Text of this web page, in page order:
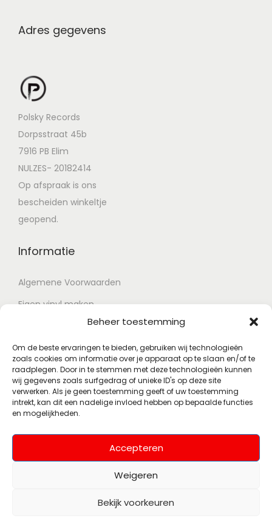
Beheer toestemming
Om de beste ervaringen te bieden, gebruiken wij technologieën
zoals cookies om informatie over je apparaat op te slaan en/of te
raadplegen. Door in te stemmen met deze technologieën kunnen
wij gegevens zoals surfgedrag of unieke ID's op deze site
verwerken. Als je geen toestemming geeft of uw toestemming
intrekt, kan dit een nadelige invloed hebben op bepaalde functies
en mogelijkheden.
Accepteren
Weigeren
Bekijk voorkeuren
Adres gegevens
Polsky Records
Dorpsstraat 45b
7916 PB Elim
NULZES- 20182414
Op afspraak is ons
bescheiden winkeltje
geopend.
Informatie
Algemene Voorwaarden
Eigen vinyl maken
Retour voorwaarden
Contact
Account
Mijn account
Wenslijst